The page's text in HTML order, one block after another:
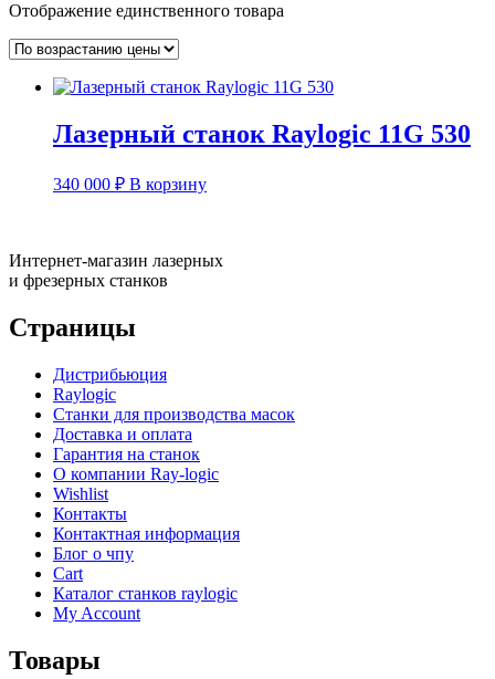
Отображение единственного товара
Лазерный станок Raylogic 11G 530
340 000 ₽ В корзину
Интернет-магазин лазерных
и фрезерных станков
Страницы
Дистрибьюция
Raylogic
Станки для производства масок
Доставка и оплата
Гарантия на станок
О компании Ray-logic
Wishlist
Контакты
Контактная информация
Блог о чпу
Cart
Каталог станков raylogic
My Account
Товары